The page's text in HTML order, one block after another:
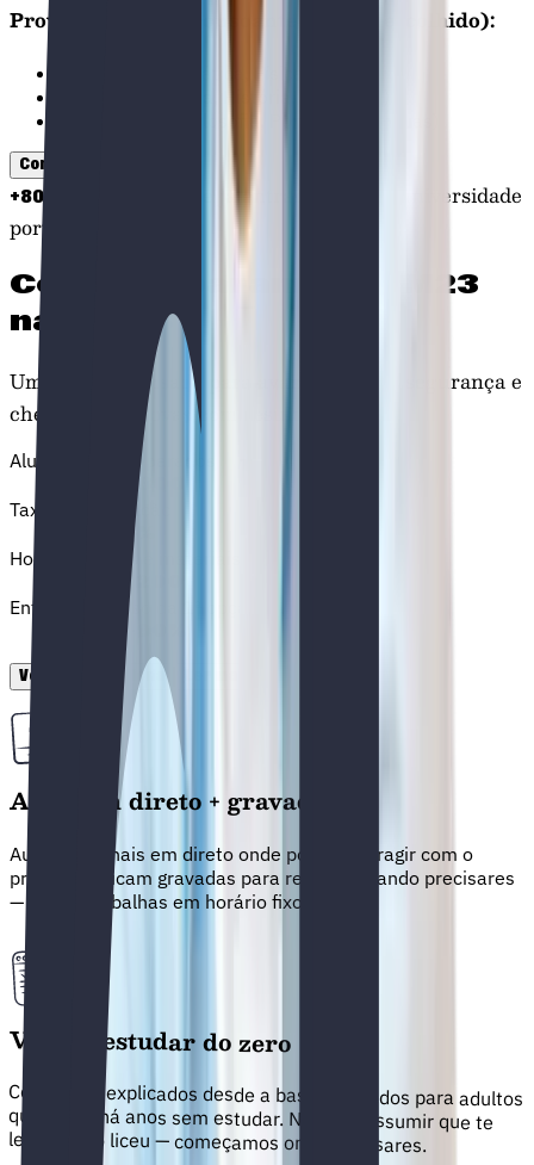
Prova específica (consoante o curso escolhido):
Ciências (Matemática, Física, Biologia)
Sociais (Economia, História, Geografia)
Humanidades (Filosofia, Português, Línguas)
Começa agora
+800
Alunos M23 que já entraram numa universidade
portuguesa.
Como preparamos as
M23
na ATLAS
Um método pensado para avançares com segurança e
chegares às provas com resultados.
Alunos M23 preparados
8
Taxa de aprovação
5
Horas de aulas e materiais
+
Entram no curso da 1ª opção
+
Ver como funciona
Aulas em direto + gravadas
Aulas semanais em direto onde podes interagir com o
professor. Ficam gravadas para reveres quando precisares
— útil se trabalhas em horário fixo.
Volta a estudar do zero
Conteúdos explicados desde a base, pensados para adultos
que estão há anos sem estudar. Nada de assumir que te
lembras do liceu — começamos onde precisares.